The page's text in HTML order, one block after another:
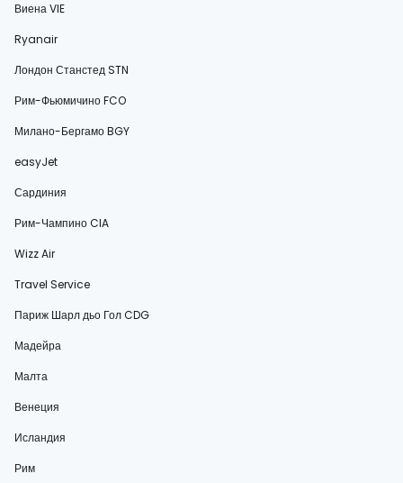
Виена VIE
Ryanair
Лондон Станстед STN
Рим-Фьюмичино FCO
Милано-Бергамо BGY
easyJet
Сардиния
Рим-Чампино CIA
Wizz Air
Travel Service
Париж Шарл дьо Гол CDG
Мадейра
Малта
Венеция
Исландия
Рим